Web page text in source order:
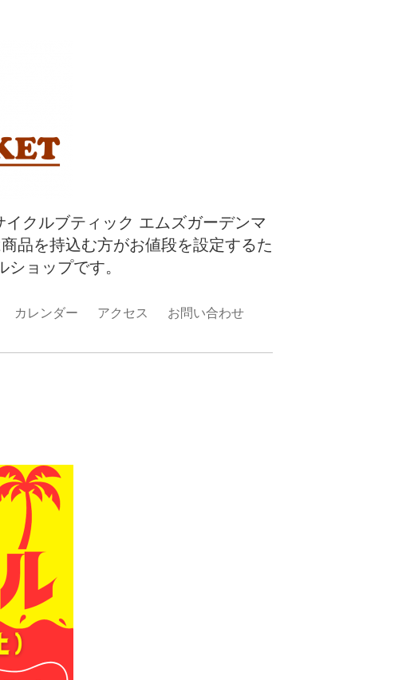
クルブティック エムズガーデンマ
品を持込む方がお値段を設定するた
ョップです。
カレンダー アクセス お問い合わせ